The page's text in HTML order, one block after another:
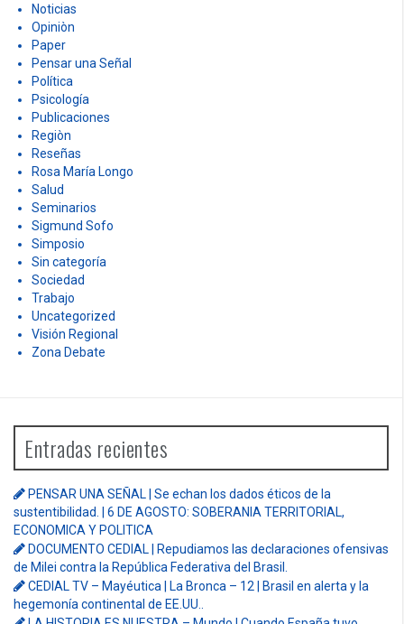
Noticias
Opiniòn
Paper
Pensar una Señal
Política
Psicología
Publicaciones
Regiòn
Reseñas
Rosa María Longo
Salud
Seminarios
Sigmund Sofo
Simposio
Sin categoría
Sociedad
Trabajo
Uncategorized
Visión Regional
Zona Debate
Entradas recientes
PENSAR UNA SEÑAL | Se echan los dados éticos de la
sustentibilidad. | 6 DE AGOSTO: SOBERANIA TERRITORIAL,
ECONOMICA Y POLITICA
DOCUMENTO CEDIAL | Repudiamos las declaraciones ofensivas
de Milei contra la República Federativa del Brasil.
CEDIAL TV – Mayéutica | La Bronca – 12 | Brasil en alerta y la
hegemonía continental de EE.UU..